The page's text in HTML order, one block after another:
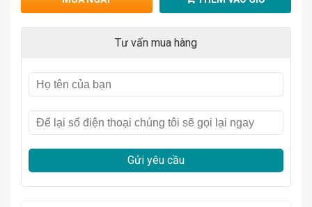
Tư vấn mua hàng
Gửi yêu cầu